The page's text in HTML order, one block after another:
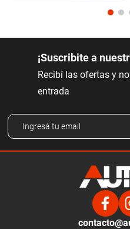
¡Suscribite a
Recibí las ofertas y
entrada